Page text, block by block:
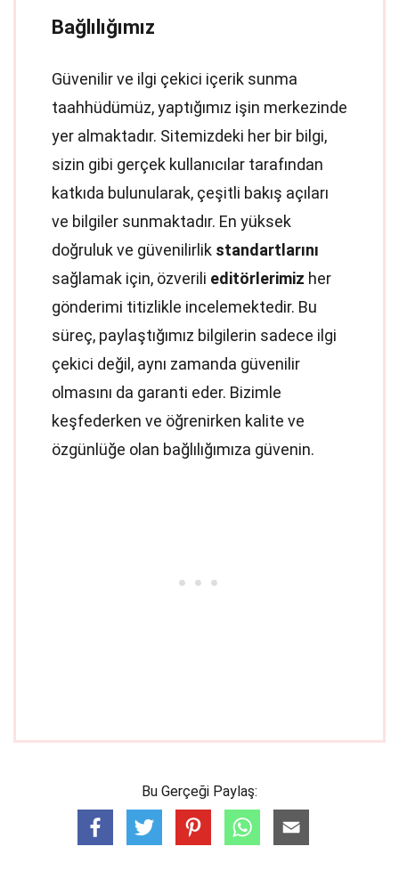
Bağlılığımız
Güvenilir ve ilgi çekici içerik sunma
taahhüdümüz, yaptığımız işin merkezinde
yer almaktadır. Sitemizdeki her bir bilgi,
sizin gibi gerçek kullanıcılar tarafından
katkıda bulunularak, çeşitli bakış açıları
ve bilgiler sunmaktadır. En yüksek
doğruluk ve güvenilirlik standartlarını
sağlamak için, özverili editörlerimiz her
gönderimi titizlikle incelemektedir. Bu
süreç, paylaştığımız bilgilerin sadece ilgi
çekici değil, aynı zamanda güvenilir
olmasını da garanti eder. Bizimle
keşfederken ve öğrenirken kalite ve
özgünlüğe olan bağlılığımıza güvenin.
Bu Gerçeği Paylaş: